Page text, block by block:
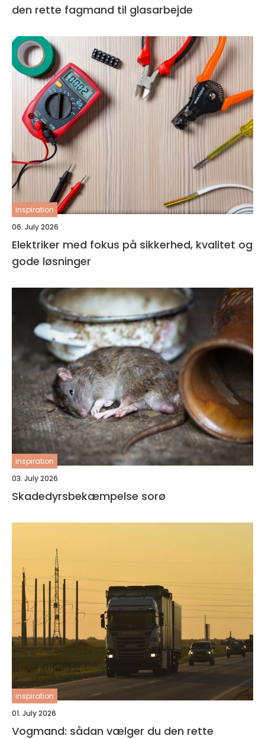
den rette fagmand til glasarbejde
inspiration
06. July 2026
Elektriker med fokus på sikkerhed, kvalitet og
gode løsninger
inspiration
03. July 2026
Skadedyrsbekæmpelse sorø
inspiration
01. July 2026
Vogmand: sådan vælger du den rette